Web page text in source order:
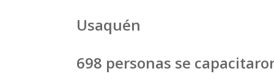
Usaquén
698 personas se